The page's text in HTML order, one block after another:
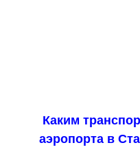
Каким
аэропорта в